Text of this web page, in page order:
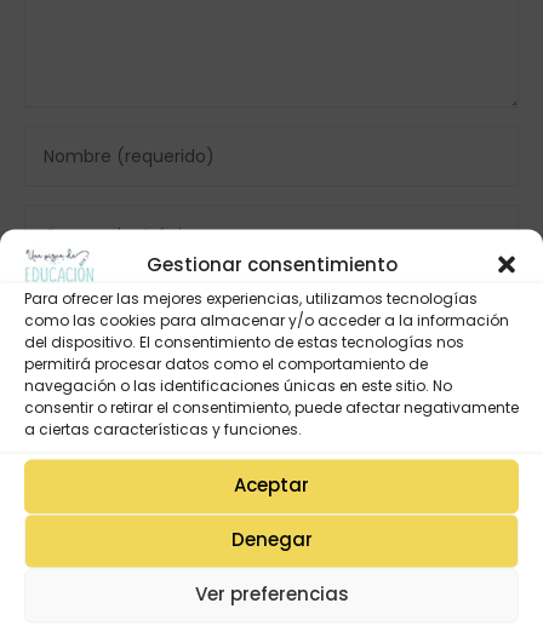
Gestionar consentimiento
Para ofrecer las mejores experiencias, utilizamos tecnologías
como las cookies para almacenar y/o acceder a la información
del dispositivo. El consentimiento de estas tecnologías nos
permitirá procesar datos como el comportamiento de
navegación o las identificaciones únicas en este sitio. No
consentir o retirar el consentimiento, puede afectar negativamente
a ciertas características y funciones.
Aceptar
Denegar
Ver preferencias